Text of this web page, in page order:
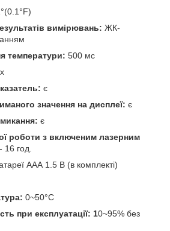
вимірювань: ЖК-
температури: 500 мс
є
значення на дисплеї: є
є
роботи з включеним лазерним
- 16 год.
ААА 1.5 В (в комплекті)
0~50°С
при експлуатації: 10~95% без